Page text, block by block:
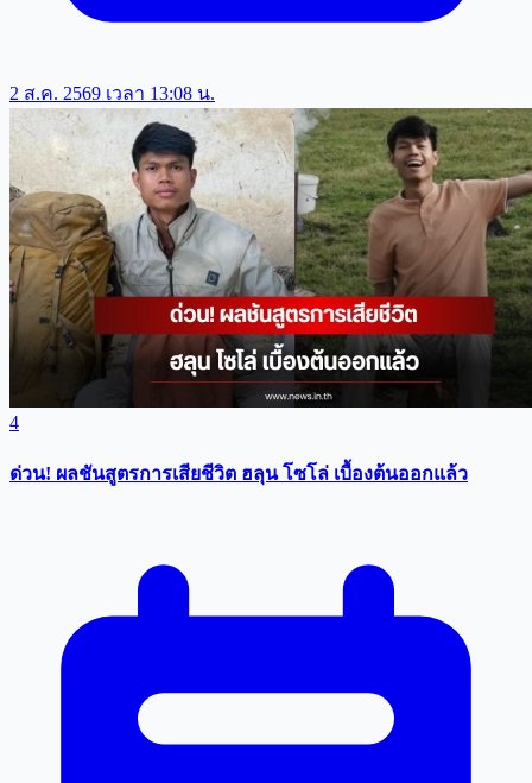
2 ส.ค. 2569 เวลา 13:08 น.
4
ด่วน! ผลชันสูตรการเสียชีวิต ฮลุน โซโล่ เบื้องต้นออกแล้ว